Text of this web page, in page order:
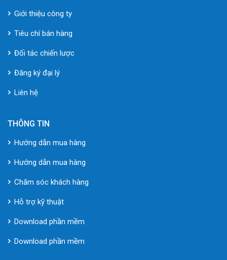
Giới thiệu công ty
Tiêu chí bán hàng
Đối tác chiến lược
Đăng ký đại lý
Liên hệ
THÔNG TIN
Hướng dẫn mua hàng
Hướng dẫn mua hàng
Chăm sóc khách hàng
Hỗ trợ kỹ thuật
Download phần mềm
Download phần mềm